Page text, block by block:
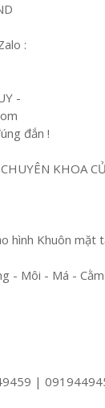
:
-
đắn !
KHOA
hình Khuôn mặt
- Môi - Má -
|